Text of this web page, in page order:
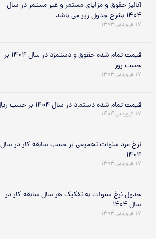
آنالیز حقوق و مزایای مستمر و غیر مستمر در سال
۱۴۰۴ بشرح جدول زیر می باشد
۱۷ فروردین ۱۴۰۴
قیمت تمام شده حقوق و دستمزد در سال ۱۴۰۴ بر
حسب روز
۱۷ فروردین ۱۴۰۴
قیمت تمام شده دستمزد در سال ۱۴۰۴ بر حسب ریال
۱۷ فروردین ۱۴۰۴
نرخ مزد سنوات تجمیعی بر حسب سابقه کار در سال
۱۴۰۴
۱۷ فروردین ۱۴۰۴
جدول نرخ سنوات به تفکیک هر سال سابقه کار در
سال ۱۴۰۴
۱۷ فروردین ۱۴۰۴